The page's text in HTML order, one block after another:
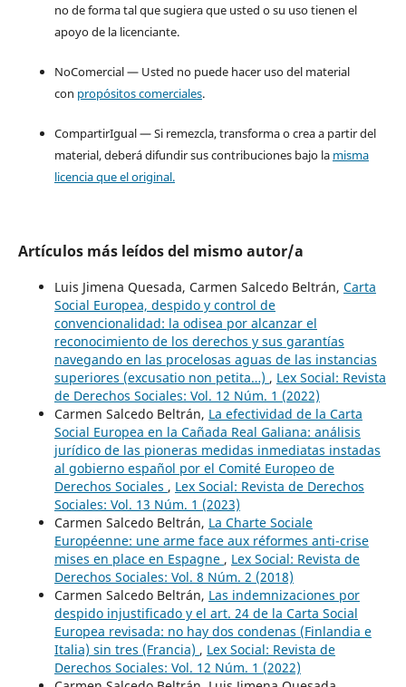
no de forma tal que sugiera que usted o su uso tienen el
apoyo de la licenciante.
NoComercial — Usted no puede hacer uso del material
con propósitos comerciales.
CompartirIgual — Si remezcla, transforma o crea a partir del
material, deberá difundir sus contribuciones bajo la misma
licencia que el original.
Artículos más leídos del mismo autor/a
Luis Jimena Quesada, Carmen Salcedo Beltrán, Carta
Social Europea, despido y control de
convencionalidad: la odisea por alcanzar el
reconocimiento de los derechos y sus garantías
navegando en las procelosas aguas de las instancias
superiores (excusatio non petita…) , Lex Social: Revista
de Derechos Sociales: Vol. 12 Núm. 1 (2022)
Carmen Salcedo Beltrán, La efectividad de la Carta
Social Europea en la Cañada Real Galiana: análisis
jurídico de las pioneras medidas inmediatas instadas
al gobierno español por el Comité Europeo de
Derechos Sociales , Lex Social: Revista de Derechos
Sociales: Vol. 13 Núm. 1 (2023)
Carmen Salcedo Beltrán, La Charte Sociale
Européenne: une arme face aux réformes anti-crise
mises en place en Espagne , Lex Social: Revista de
Derechos Sociales: Vol. 8 Núm. 2 (2018)
Carmen Salcedo Beltrán, Las indemnizaciones por
despido injustificado y el art. 24 de la Carta Social
Europea revisada: no hay dos condenas (Finlandia e
Italia) sin tres (Francia) , Lex Social: Revista de
Derechos Sociales: Vol. 12 Núm. 1 (2022)